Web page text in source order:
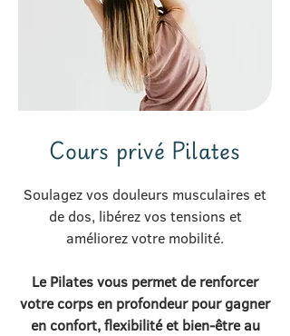
Cours privé Pilates
Soulagez vos douleurs musculaires et
de dos, libérez vos tensions et
améliorez votre mobilité.
Le Pilates vous permet de renforcer
votre corps en profondeur pour gagner
en confort, flexibilité et bien-être au